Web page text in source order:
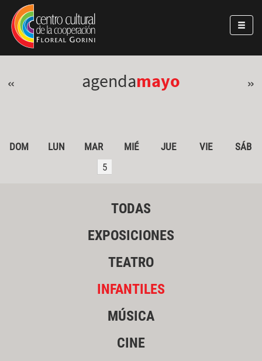
Pasar al contenido principal
Jump to main content
« agendamayo »
DOM LUN MAR MIÉ JUE VIE
SÁB
5
TODAS
EXPOSICIONES
TEATRO
INFANTILES
MÚSICA
CINE